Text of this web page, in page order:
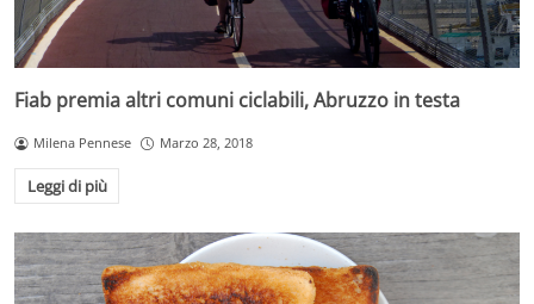
Fiab premia altri comuni ciclabili, Abruzzo in testa
Milena Pennese Marzo 28, 2018
Leggi di più